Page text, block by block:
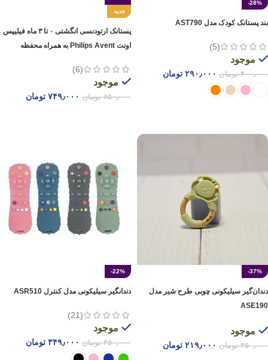
-28%
بند پستانک کودک مدل AST790
(5)
موجود
۴۰۰٫۰۰۰ تومان ۲۹۰٫۰۰۰ تومان
جدید
پستانک ارتودنسی انگشتی ۰ تا ۳ ماه فیلیپس
اونت Philips Avent به همراه محفظه
(6)
موجود
۸۵۰٫۰۰۰ تومان ۷۴۹٫۰۰۰ تومان
-37%
دندان‌گیر سیلیکونی چوبی طرح شیر مدل
ASE190
موجود
۳۵۰٫۰۰۰ تومان ۲۱۹٫۰۰۰ تومان
-22%
دندانگیر سیلیکونی مدل کنترل ASR510
(21)
موجود
۴۵۰٫۰۰۰ تومان ۳۴۹٫۰۰۰ تومان